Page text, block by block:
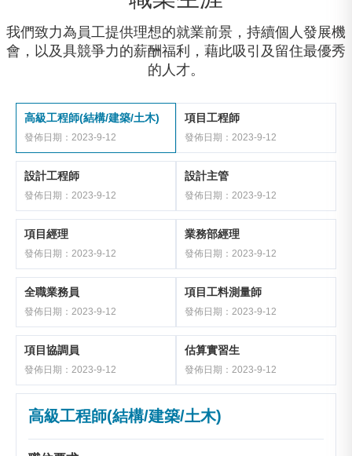
我們致力為員工提供理想的就業前景，持續個人發展機
會，以及具競爭力的薪酬福利，藉此吸引及留住最優秀
的人才。
高級工程師(結構/建築/土木)
發佈日期：2023-9-12
項目工程師
發佈日期：2023-9-12
設計工程師
發佈日期：2023-9-12
設計主管
發佈日期：2023-9-12
項目經理
發佈日期：2023-9-12
業務部經理
發佈日期：2023-9-12
全職業務員
發佈日期：2023-9-12
項目工料測量師
發佈日期：2023-9-12
項目協調員
發佈日期：2023-9-12
估算實習生
發佈日期：2023-9-12
高級工程師(結構/建築/土木)